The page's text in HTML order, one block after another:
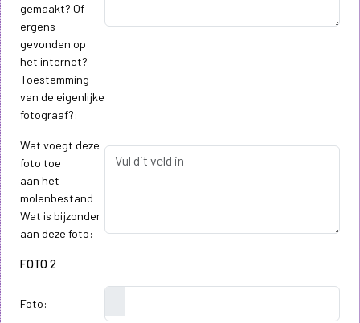
gemaakt? Of
ergens
gevonden op
het internet?
Toestemming
van de eigenlijke
fotograaf?:
Wat voegt deze
foto toe
aan het
molenbestand
Wat is bijzonder
aan deze foto:
FOTO 2
Foto: